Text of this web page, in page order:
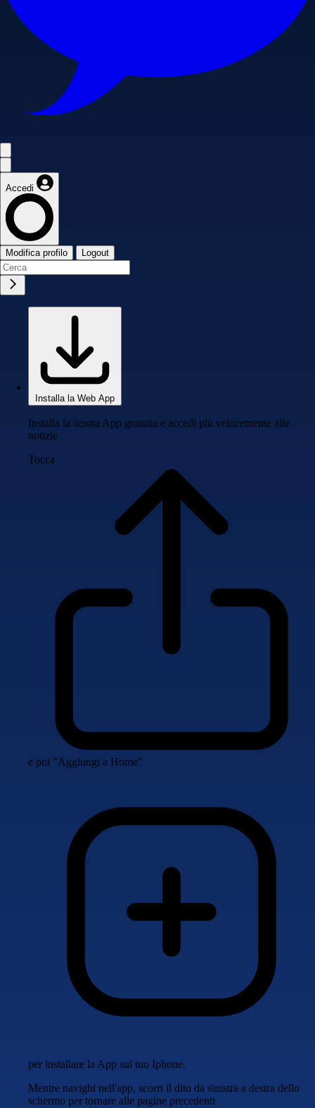
Accedi
Modifica profilo Logout
Installa la Web App
Installa la nostra App gratuita e accedi più velocemente alle
notizie
Tocca
e poi "Aggiungi a Home"
per installare la App sul tuo Iphone.
Mentre navighi nell'app, scorri il dito da sinistra a destra dello
schermo per tornare alle pagine precedenti